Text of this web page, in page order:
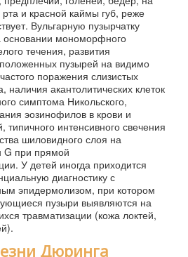
рта и красной каймы губ, реже
Вульгарную пузырчатку
мономорфного
течения, развития
пузырей на видимо
поражения слизистых
наличия акантолитических клеток
симптома Никольского,
эозинофилов в крови и
интенсивного свечения
шиловидного слоя на
G при прямой
У детей иногда приходится
диагностику с
эпидермолизом, при котором
пузыри выявляются на
травматизации (кожа локтей,
Дюринга